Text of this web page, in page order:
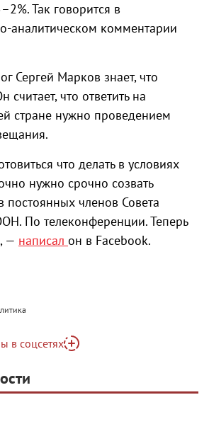
Так говорится в
аналитическом комментарии
Сергей Марков знает, что
считает, что ответить на
стране нужно проведением
что делать в условиях
нужно срочно созвать
постоянных членов Совета
По телеконференции. Теперь
— написал он в Facebook.
в соцсетях
Дзен